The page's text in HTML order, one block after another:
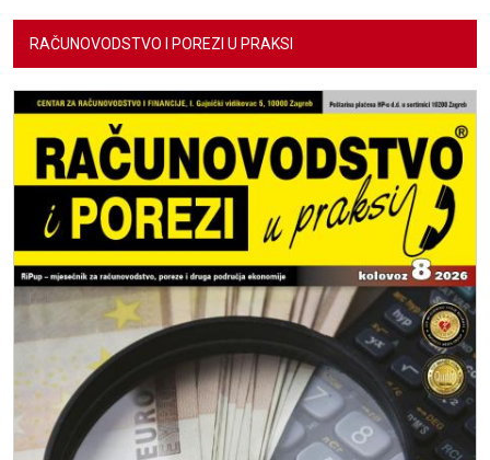
RAČUNOVODSTVO I POREZI U PRAKSI